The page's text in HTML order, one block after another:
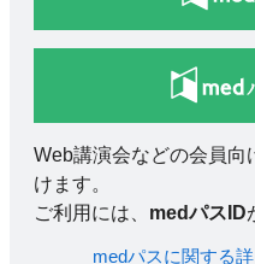
Web講演会などの会員向
けます。
ご利用には、 medパスID
medパスに関する